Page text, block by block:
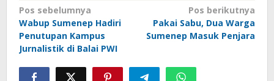
Navigasi
pos
Pos sebelumnya
Wabup Sumenep Hadiri
Penutupan Kampus
Jurnalistik di Balai PWI
Pos berikutnya
Pakai Sabu, Dua Warga
Sumenep Masuk Penjara